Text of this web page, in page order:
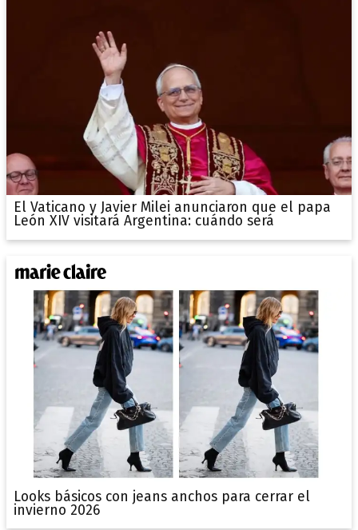
El Vaticano y Javier Milei anunciaron que el papa
León XIV visitará Argentina: cuándo será
Looks básicos con jeans anchos para cerrar el
invierno 2026